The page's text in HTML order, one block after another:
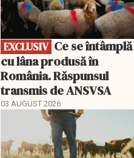
EXCLUSIV
cu lâna produsă în
România. Răspunsul
transmis de ANSVSA
03 AUGUST 2026